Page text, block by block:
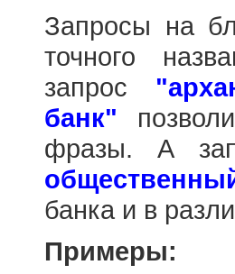
Запросы на
точного
запрос
банк"
фразы. А
банка и в
Примеры: